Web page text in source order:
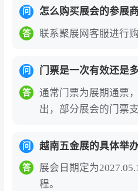
馆证或直接扫码入场。
越南河内五金工具展览
名单部分如下:常州晟鑫
NTECH CO.,LTD、
GARDEN TOOLS
NGCHENG
展企业，如需获取完整
联系方式），可通过展
问 怎么购买展会的参展
答 联系聚展网客服进行购
问 门票是一次有效还是
答
通常门票为展期通票
出，部分展会的门票
问 越南五金展的具体举
答
展会日期定为
程。